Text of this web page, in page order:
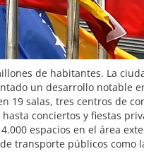
de habitantes. La
un desarrollo notable
19 salas, tres centros de
conciertos y fiestas
espacios en el área
transporte públicos como